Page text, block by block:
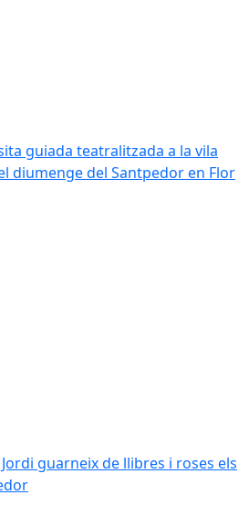
guiada teatralitzada a la vila
diumenge del Santpedor en Flor
guarneix de llibres i roses els